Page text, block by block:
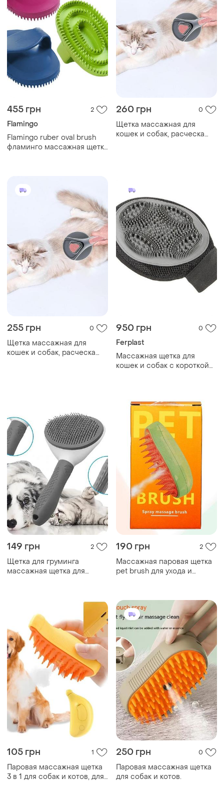
455 грн 2
Flamingo
Flamingo ruber oval brush
фламинго массажная щетка
260 грн 0
Щетка массажная для
кошек и собак, расческа
255 грн 0
Щетка массажная для
кошек и собак, расческа
950 грн 0
Ferplast
Массажная щетка для
кошек и собак с короткой
149 грн 2
Щетка для груминга
массажная щетка для
самоочистки pet brush gray
190 грн 2
Массажная паровая щетка
pet brush для ухода и
105 грн 1
Паровая массажная щетка
3 в 1 для собак и котов, для
250 грн 0
Паровая массажная щетка
для собак и котов.